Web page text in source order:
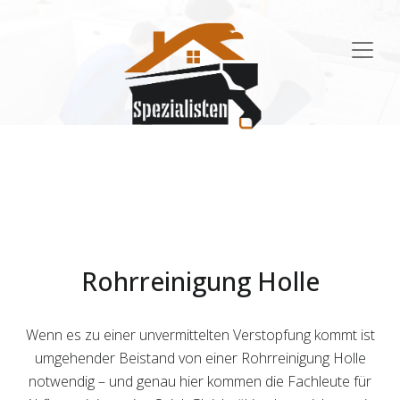
Rohrreinigung Holle
Wenn es zu einer unvermittelten Verstopfung kommt ist
umgehender Beistand von einer Rohrreinigung Holle
notwendig – und genau hier kommen die Fachleute für